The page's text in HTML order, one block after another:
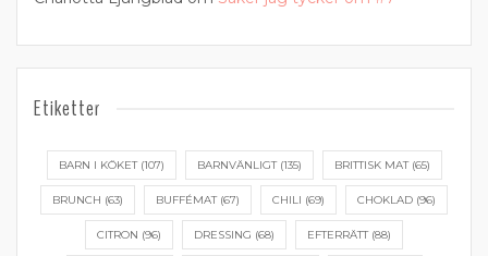
Etiketter
BARN I KÖKET(107) BARNVÄNLIGT(135) BRITTISK MAT(65)
BRUNCH (63) BUFFÉMAT(67) CHILI (69) CHOKLAD (96)
CITRON (96) DRESSING (68) EFTERRÄTT(88)